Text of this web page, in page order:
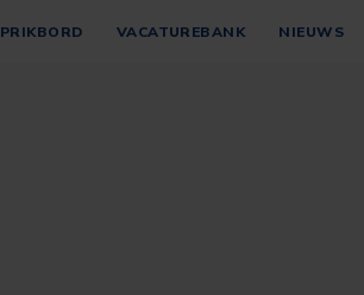
PRIKBORD VACATUREBANK NIEUWS